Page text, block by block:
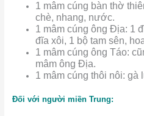
1 mâm cúng bàn thờ
chè, nhang, nước.
1 mâm cúng ông Địa: 1
đĩa xôi, 1 bộ tam sên,
1 mâm cúng ông Táo:
mâm ông Địa.
1 mâm cúng thôi nôi:
Đối với người miền Trung: